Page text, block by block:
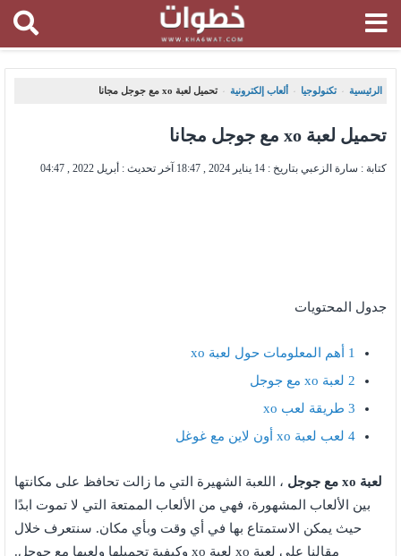
الرئيسية ، تكنولوجيا ، ألعاب إلكترونية ، تحميل لعبة xo مع جوجل مجانا
تحميل لعبة xo مع جوجل مجانا
كتابة : سارة الزعبي بتاريخ : 14 يناير 2024 , 18:47 آخر تحديث : أبريل 2022 , 04:47
جدول المحتويات
1 أهم المعلومات حول لعبة xo
2 لعبة xo مع جوجل
3 طريقة لعب xo
4 لعب لعبة xo أون لاين مع غوغل
لعبة xo مع جوجل
، اللعبة الشهيرة التي ما زالت تحافظ على مكانتها
بين الألعاب المشهورة، فهي من الألعاب الممتعة التي لا تموت ابدًا
حيث يمكن الاستمتاع بها في أي وقت وبأي مكان. سنتعرف خلال
مقالنا على لعبة xo لعبة xo وكيفية تحميلها ولعبها مع جوجل.